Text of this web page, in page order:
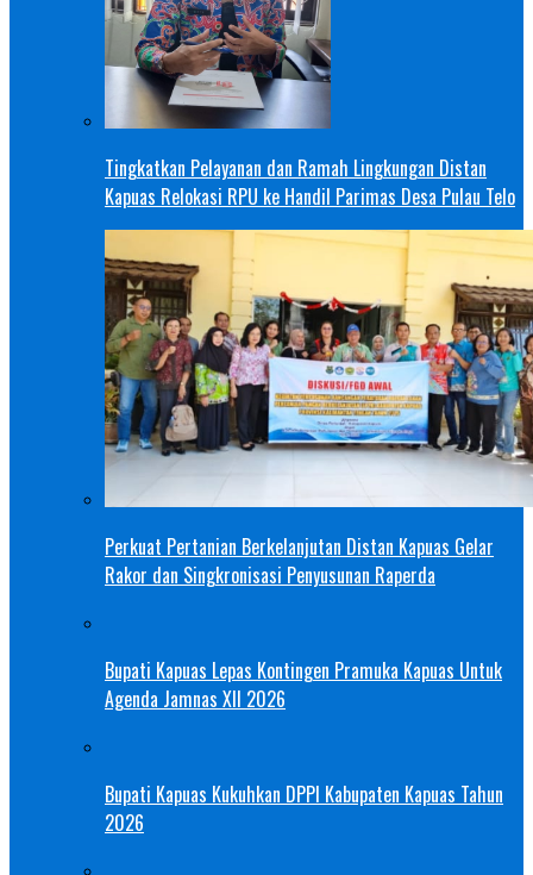
Tingkatkan Pelayanan dan Ramah Lingkungan Distan
Kapuas Relokasi RPU ke Handil Parimas Desa Pulau Telo
Perkuat Pertanian Berkelanjutan Distan Kapuas Gelar
Rakor dan Singkronisasi Penyusunan Raperda
Bupati Kapuas Lepas Kontingen Pramuka Kapuas Untuk
Agenda Jamnas XII 2026
Bupati Kapuas Kukuhkan DPPI Kabupaten Kapuas Tahun
2026